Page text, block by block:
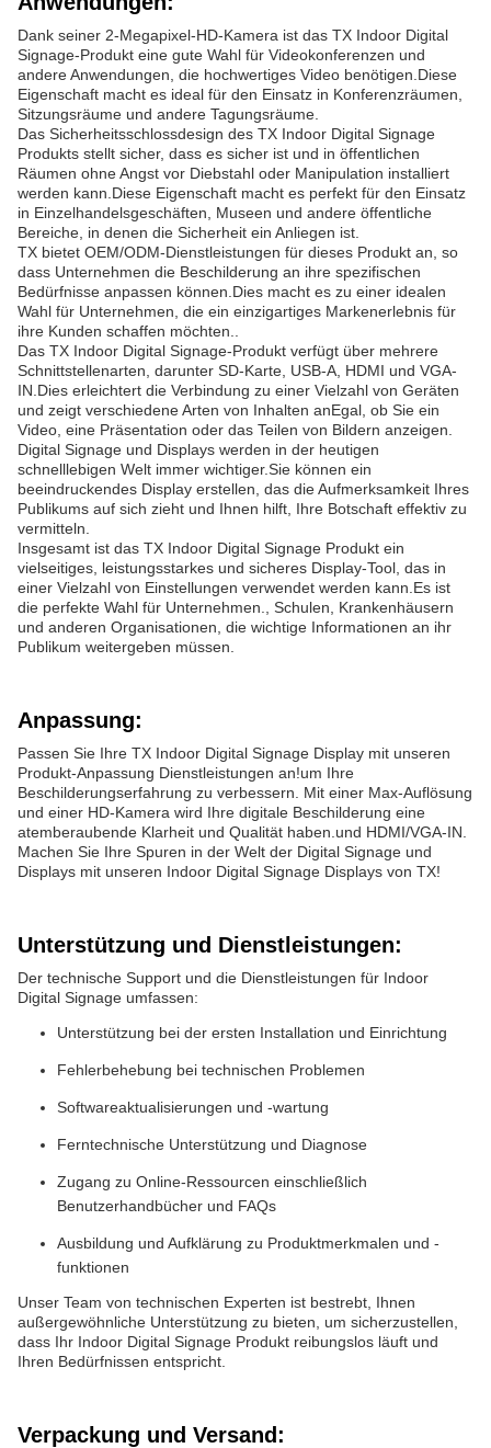
Dank seiner 2-Megapixel-HD-Kamera ist das TX Indoor Digital
Signage-Produkt eine gute Wahl für Videokonferenzen und
andere Anwendungen, die hochwertiges Video benötigen.Diese
Eigenschaft macht es ideal für den Einsatz in Konferenzräumen,
Sitzungsräume und andere Tagungsräume.
Das Sicherheitsschlossdesign des TX Indoor Digital Signage
Produkts stellt sicher, dass es sicher ist und in öffentlichen
Räumen ohne Angst vor Diebstahl oder Manipulation installiert
werden kann.Diese Eigenschaft macht es perfekt für den Einsatz
in Einzelhandelsgeschäften, Museen und andere öffentliche
Bereiche, in denen die Sicherheit ein Anliegen ist.
TX bietet OEM/ODM-Dienstleistungen für dieses Produkt an, so
dass Unternehmen die Beschilderung an ihre spezifischen
Bedürfnisse anpassen können.Dies macht es zu einer idealen
Wahl für Unternehmen, die ein einzigartiges Markenerlebnis für
ihre Kunden schaffen möchten..
Das TX Indoor Digital Signage-Produkt verfügt über mehrere
Schnittstellenarten, darunter SD-Karte, USB-A, HDMI und VGA-
IN.Dies erleichtert die Verbindung zu einer Vielzahl von Geräten
und zeigt verschiedene Arten von Inhalten anEgal, ob Sie ein
Video, eine Präsentation oder das Teilen von Bildern anzeigen.
Digital Signage und Displays werden in der heutigen
schnelllebigen Welt immer wichtiger.Sie können ein
beeindruckendes Display erstellen, das die Aufmerksamkeit Ihres
Publikums auf sich zieht und Ihnen hilft, Ihre Botschaft effektiv zu
vermitteln.
Insgesamt ist das TX Indoor Digital Signage Produkt ein
vielseitiges, leistungsstarkes und sicheres Display-Tool, das in
einer Vielzahl von Einstellungen verwendet werden kann.Es ist
die perfekte Wahl für Unternehmen., Schulen, Krankenhäusern
und anderen Organisationen, die wichtige Informationen an ihr
Publikum weitergeben müssen.
Anpassung:
Passen Sie Ihre TX Indoor Digital Signage Display mit unseren
Produkt-Anpassung Dienstleistungen an!um Ihre
Beschilderungserfahrung zu verbessern. Mit einer Max-Auflösung
und einer HD-Kamera wird Ihre digitale Beschilderung eine
atemberaubende Klarheit und Qualität haben.und HDMI/VGA-IN.
Machen Sie Ihre Spuren in der Welt der Digital Signage und
Displays mit unseren Indoor Digital Signage Displays von TX!
Unterstützung und Dienstleistungen:
Der technische Support und die Dienstleistungen für Indoor
Digital Signage umfassen:
Unterstützung bei der ersten Installation und Einrichtung
Fehlerbehebung bei technischen Problemen
Softwareaktualisierungen und -wartung
Ferntechnische Unterstützung und Diagnose
Zugang zu Online-Ressourcen einschließlich
Benutzerhandbücher und FAQs
Ausbildung und Aufklärung zu Produktmerkmalen und -
funktionen
Unser Team von technischen Experten ist bestrebt, Ihnen
außergewöhnliche Unterstützung zu bieten, um sicherzustellen,
dass Ihr Indoor Digital Signage Produkt reibungslos läuft und
Ihren Bedürfnissen entspricht.
Verpackung und Versand: